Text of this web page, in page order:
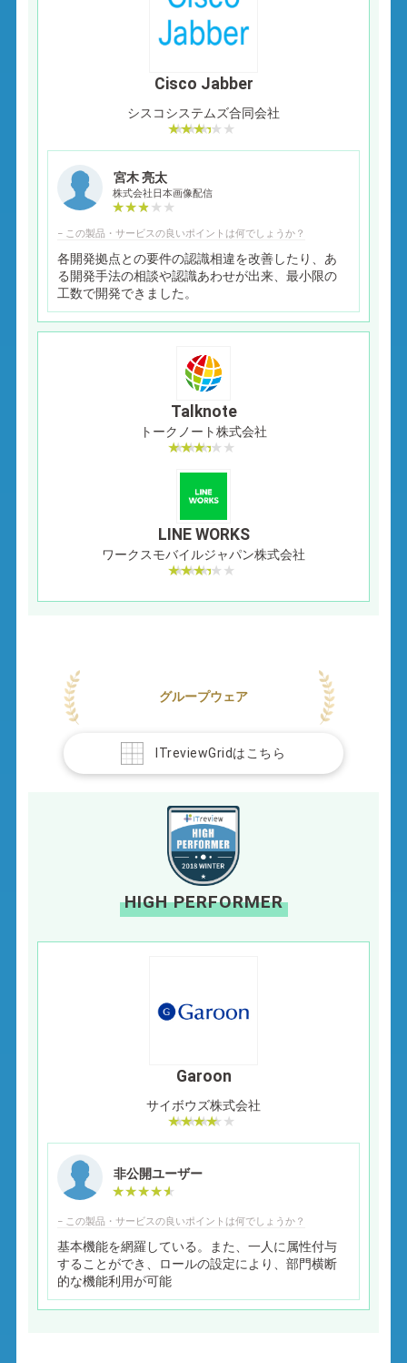
Cisco Jabber
シスコシステムズ合同会社
宮木 亮太
株式会社日本画像配信
− この製品・サービスの良いポイントは何でしょうか？
各開発拠点との要件の認識相違を改善したり、あ
る開発手法の相談や認識あわせが出来、最小限の
工数で開発できました。
Talknote
トークノート株式会社
LINE WORKS
ワークスモバイルジャパン株式会社
グループウェア
ITreviewGridはこちら
HIGH PERFORMER
Garoon
サイボウズ株式会社
非公開ユーザー
− この製品・サービスの良いポイントは何でしょうか？
基本機能を網羅している。また、一人に属性付与
することができ、ロールの設定により、部門横断
的な機能利用が可能